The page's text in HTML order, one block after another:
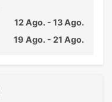
12 Ago. - 13 Ago.
19 Ago. - 21 Ago.